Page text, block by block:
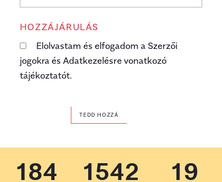
HOZZÁJÁRULÁS
Elolvastam és elfogadom a Szerzői
jogokra és Adatkezelésre vonatkozó
tájékoztatót.
TEDD HOZZÁ
184 1542 19